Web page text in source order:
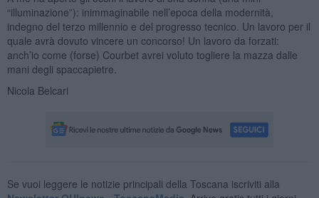
“illuminazione”): inimmaginabile nell’epoca della modernità,
indegno del terzo millennio e del progresso tecnico. Un lavoro per il
quale avrà dovuto vincere un concorso! Un lavoro da forzati:
anch’io come (forse) Courbet avrei voluto togliere la mazza dalle
mani degli spaccapietre.
Nicola Belcari
Se vuoi leggere le notizie principali della Toscana iscriviti alla